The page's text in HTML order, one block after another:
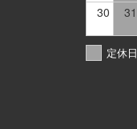
30 31
定休日